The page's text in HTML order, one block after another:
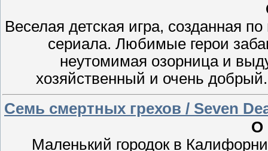
Веселая детская игра, созданная
сериала. Любимые герои
неутомимая озорница и
хозяйственный и очень
Семь смертных грехов / Seven
О
Маленький городок в